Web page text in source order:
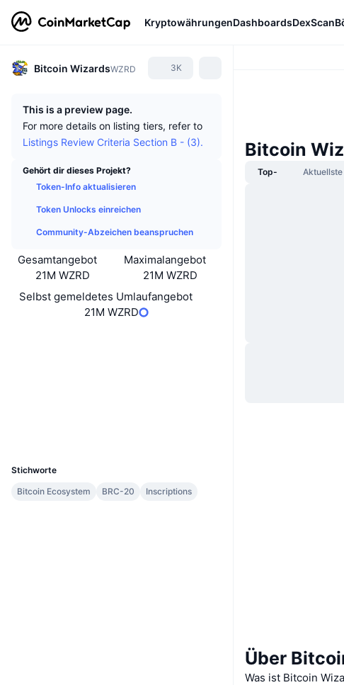
KryptowährungenDashboardsDexScan
Bitcoin WizardsWZRD 3K
This is a preview page.
For more details on listing tiers, refer to
Listings Review Criteria Section B - (3).
Gehört dir dieses Projekt?
Token-Info aktualisieren
Token Unlocks einreichen
Community-Abzeichen beanspruchen
Gesamtangebot
21M WZRD
Maximalangebot
21M WZRD
Selbst gemeldetes Umlaufangebot
21M WZRD
Stichworte
Bitcoin Ecosystem
BRC-20 Inscriptions
Bitcoin
Top- Aktuellste
Über
Was ist Bitcoin